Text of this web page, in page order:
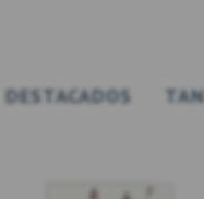
DESTACADOS